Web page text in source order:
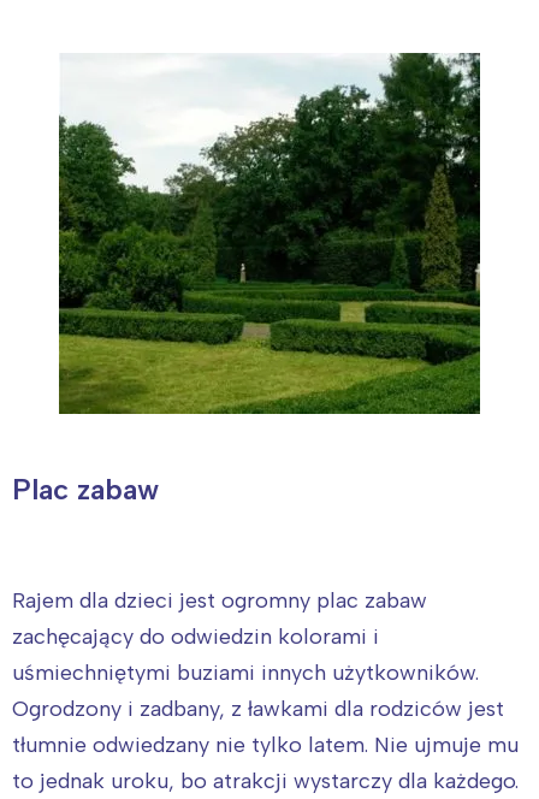
Plac zabaw
Rajem dla dzieci jest ogromny plac zabaw
zachęcający do odwiedzin kolorami i
uśmiechniętymi buziami innych użytkowników.
Ogrodzony i zadbany, z ławkami dla rodziców jest
tłumnie odwiedzany nie tylko latem. Nie ujmuje mu
to jednak uroku, bo atrakcji wystarczy dla każdego.